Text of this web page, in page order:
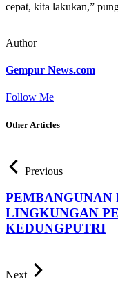
cepat, kita lakukan,”
Author
Gempur News.com
Follow Me
Other Articles
Previous
PEMBANGUNAN
LINGKUNGAN
KEDUNGPUTRI
Next